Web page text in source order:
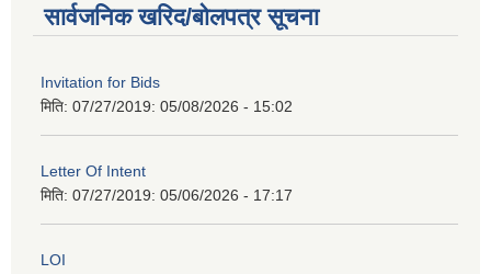
सार्वजनिक खरिद/बोलपत्र सूचना
Invitation for Bids
मिति: 07/27/2019: 05/08/2026 - 15:02
Letter Of Intent
मिति: 07/27/2019: 05/06/2026 - 17:17
LOI